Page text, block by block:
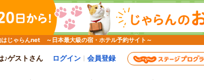
じゃらんnet ～日本最大級の宿・ホテル予約サイト～
♪ゲストさん ログイン 会員登録